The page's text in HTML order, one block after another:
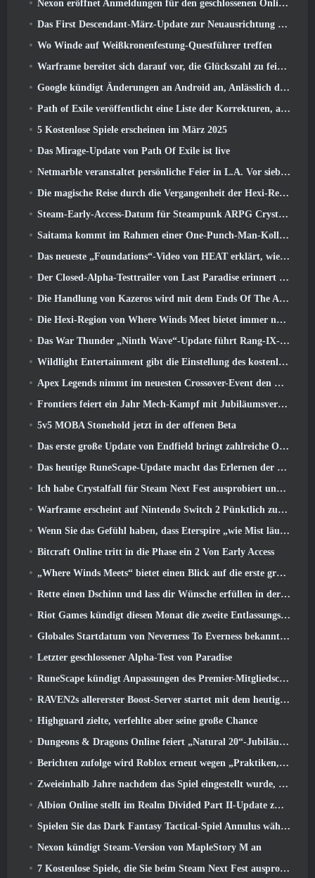
Nexon eröffnet Anmeldungen für den geschlossenen Online-Test von MapleStory Classic World im April
Das First Descendant-März-Update zur Neuausrichtung von Sharen und zur Einführung neuer Inhalte
Wo Winde auf Weißkronenfestung-Questführer treffen
Warframe bereitet sich darauf vor, die Glückszahl zu feiern 13 Mit Jubiläumsveranstaltungen
Google kündigt Änderungen an Android an, Anlässlich der Rückkehr von Fortnite in den Play Store
Path of Exile veröffentlicht eine Liste der Korrekturen, an denen nach dem Start von Mirage gearbeitet wird
5 Kostenlose Spiele erscheinen im März 2025
Das Mirage-Update von Path Of Exile ist live
Netmarble veranstaltet persönliche Feier in L.A. Vor sieben Todsünden: Origin-Start
Die magische Reise durch die Vergangenheit der Hexi-Region beginnt dort, wo heute Winde aufeinander treffen
Steam-Early-Access-Datum für Steampunk ARPG Crystalfall bekannt gegeben
Saitama kommt im Rahmen einer One-Punch-Man-Kollaborationsveranstaltung zu MapleStory
Das neueste „Foundations“-Video von HEAT erklärt, wie Agenten und Panzer zusammenarbeiten
Der Closed-Alpha-Testtrailer von Last Paradise erinnert uns daran, wie es wirklich ist, die Zombie-Apokalypse zu überleben
Die Handlung von Kazeros wird mit dem Ends Of The Abyss-Update von Lost Ark abgeschlossen
Die Hexi-Region von Where Winds Meet bietet immer noch das, was Spieler lieben, und ist gleichzeitig ein einzigartiges Erlebnis
Das War Thunder „Ninth Wave“-Update führt Rang-IX-Jets ein
Wildlight Entertainment gibt die Einstellung des kostenlosen Helden-Shooters Highguard bekannt
Apex Legends nimmt im neuesten Crossover-Event den Kampf mit dem Gundam-Universum auf
Frontiers feiert ein Jahr Mech-Kampf mit Jubiläumsveranstaltungen
5v5 MOBA Stonehold jetzt in der offenen Beta
Das erste große Update von Endfield bringt zahlreiche Optimierungen mit sich
Das heutige RuneScape-Update macht das Erlernen der ursprünglichen Kampfstile des MMORPGs einfacher
Ich habe Crystalfall für Steam Next Fest ausprobiert und das habe ich gelernt
Warframe erscheint auf Nintendo Switch 2 Pünktlich zum nächsten großen Update, Der Schattengraph
Wenn Sie das Gefühl haben, dass Eterspire „wie Mist läuft“, Der Creative Director sagt, dass dies nicht mehr der Fall sei
Bitcraft Online tritt in die Phase ein 2 Von Early Access
„Where Winds Meets“ bietet einen Blick auf die erste große Erweiterung im Hexi-Livestream
Rette einen Dschinn und lass dir Wünsche erfüllen in der Mirage League von Path Of Exile
Riot Games kündigt diesen Monat die zweite Entlassungsserie an
Globales Startdatum von Neverness To Everness bekannt gegeben
Letzter geschlossener Alpha-Test von Paradise
RuneScape kündigt Anpassungen des Premier-Mitgliedschaftsmodells an, um den jüngsten Änderungen am MMORPG Rechnung zu tragen
RAVEN2s allererster Boost-Server startet mit dem heutigen Update
Highguard zielte, verfehlte aber seine große Chance
Dungeons & Dragons Online feiert „Natural 20“-Jubiläum mit besonderen Quests und Belohnungen
Berichten zufolge wird Roblox erneut wegen „Praktiken, die Kinder gefährden und ausbeuten“ verklagt
Zweieinhalb Jahre nachdem das Spiel eingestellt wurde, Gamigo neckt die Rückkehr des mittelalterlichen MMO Glory Victis
Albion Online stellt im Realm Divided Part II-Update zwei wichtige Fraktionskriegsfunktionen vor
Spielen Sie das Dark Fantasy Tactical-Spiel Annulus während des Steam Next Fest
Nexon kündigt Steam-Version von MapleStory M an
7 Kostenlose Spiele, die Sie beim Steam Next Fest ausprobieren können